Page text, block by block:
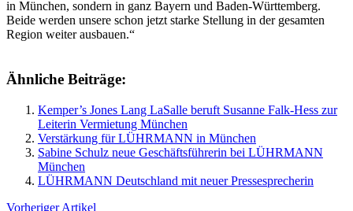
in München, sondern in ganz Bayern und Baden-Württemberg.
Beide werden unsere schon jetzt starke Stellung in der gesamten
Region weiter ausbauen.“
Ähnliche Beiträge:
Kemper’s Jones Lang LaSalle beruft Susanne Falk-Hess zur
Leiterin Vermietung München
Verstärkung für LÜHRMANN in München
Sabine Schulz neue Geschäftsführerin bei LÜHRMANN
München
LÜHRMANN Deutschland mit neuer Pressesprecherin
Vorheriger Artikel